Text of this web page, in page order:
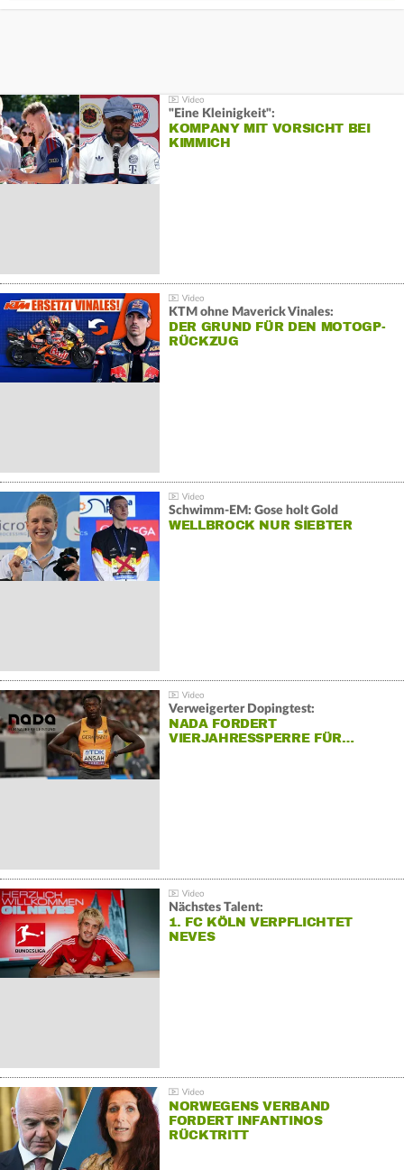
"Eine Kleinigkeit":
KOMPANY MIT VORSICHT BEI
KIMMICH
KTM ohne Maverick Vinales:
DER GRUND FÜR DEN MOTOGP-
RÜCKZUG
Schwimm-EM: Gose holt Gold
WELLBROCK NUR SIEBTER
Verweigerter Dopingtest:
NADA FORDERT
VIERJAHRESSPERRE FÜR…
Nächstes Talent:
1. FC KÖLN VERPFLICHTET
NEVES
NORWEGENS VERBAND
FORDERT INFANTINOS
RÜCKTRITT